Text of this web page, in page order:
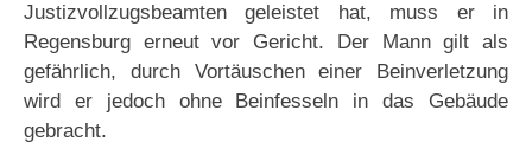
Justizvollzugsbeamten geleistet hat, muss er in
Regensburg erneut vor Gericht. Der Mann gilt als
gefährlich, durch Vortäuschen einer Beinverletzung
wird er jedoch ohne Beinfesseln in das Gebäude
gebracht.